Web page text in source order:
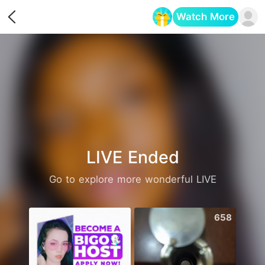
Watch More
LIVE Ended
Go to explore more wonderful LIVE
658